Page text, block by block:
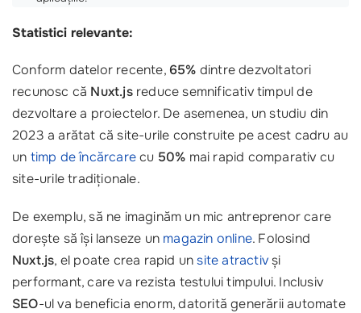
Statistici relevante:
Conform datelor recente,65% dintre dezvoltatori
recunosc că Nuxt.jsreduce semnificativ timpul de
dezvoltare a proiectelor. De asemenea, un studiu din
2023 a arătat că site-urile construite pe acest cadru au
un timp de încărcarecu 50% mai rapid comparativ cu
site-urile tradiționale.
De exemplu, să ne imaginăm un mic antreprenor care
dorește să își lanseze un magazin online. Folosind
Nuxt.js, el poate crea rapid unsite atractivși
performant, care va rezista testului timpului. Inclusiv
SEO-ul va beneficia enorm, datorită generării automate